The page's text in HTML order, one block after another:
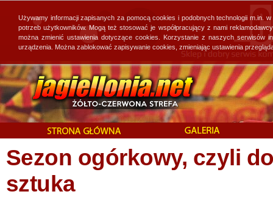
Sezon ogórkowy, czyli
sztuka
Używamy informacji zapisanych za pomocą cookies i podobnych technologii
potrzeb użytkowników. Mogą też stosować je współpracujący z nami
można zmienić ustawienia dotyczące cookies. Korzystanie z naszych
urządzenia. Można zablokować zapisywanie cookies, zmieniając ustawienia